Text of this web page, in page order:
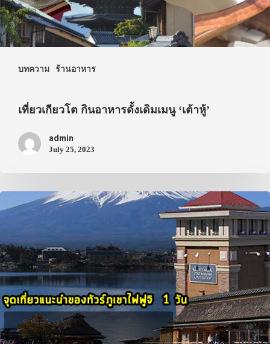
บทความ ร้านอาหาร
เที่ยวเกียวโต กินอาหารดั้งเดิมเมนู ‘เต้าหู้’
admin
July 25, 2023
ทัวร์
ที่พัก
ภาพประทับใจ